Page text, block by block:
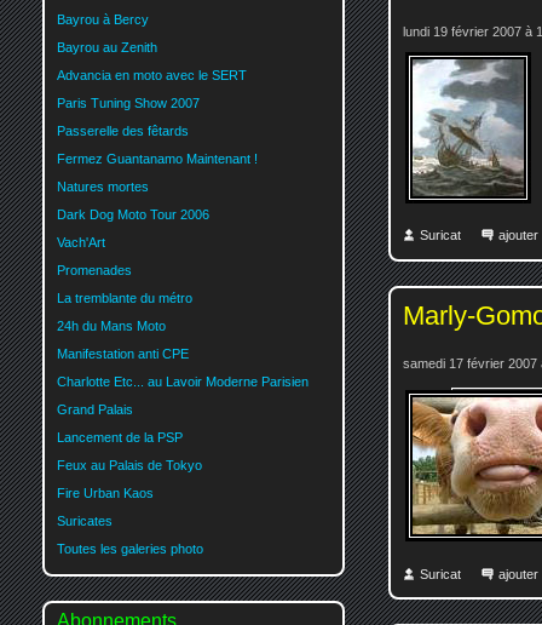
lundi 19 février 2007 à
Suricat ajouter
Marly-
samedi 17 février 2007
Suricat ajouter
Bayrou à Bercy
Bayrou au Zenith
Advancia en moto avec le SERT
Paris Tuning Show 2007
Passerelle des fêtards
Fermez Guantanamo Maintenant !
Natures mortes
Dark Dog Moto Tour 2006
Vach'Art
Promenades
La tremblante du métro
24h du Mans Moto
Manifestation anti CPE
Charlotte Etc... au Lavoir Moderne Parisien
Grand Palais
Lancement de la PSP
Feux au Palais de Tokyo
Fire Urban Kaos
Suricates
Toutes les galeries photo
Abonnements